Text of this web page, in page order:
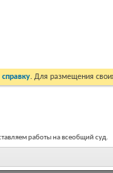
справку. Для размещения
работы на всеобщий суд.